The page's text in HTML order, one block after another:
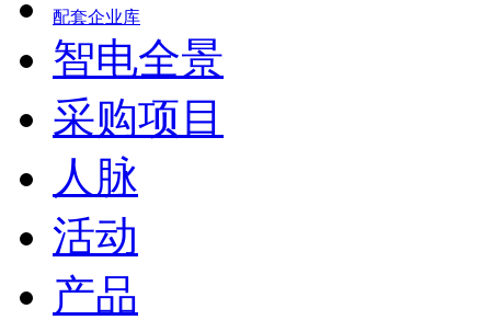
配套企业库
智电全景
采购项目
人脉
活动
产品